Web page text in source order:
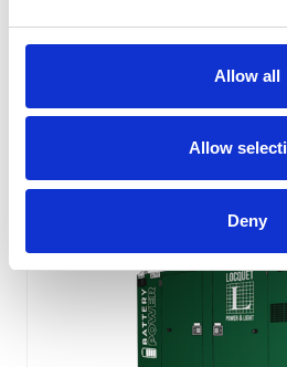
Allow all
Allow
Deny
Battery Pack 170/240
Battery Pack 170/240,
Meer info